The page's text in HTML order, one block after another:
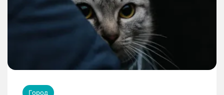
Город